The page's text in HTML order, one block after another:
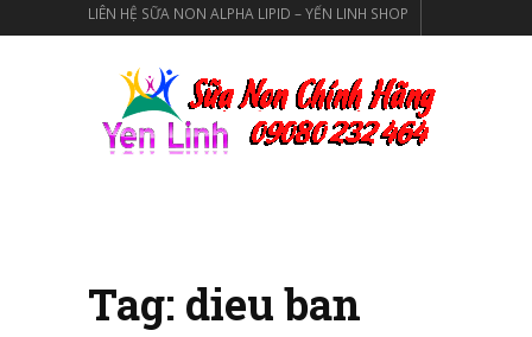
LIÊN HỆ SỮA NON ALPHA LIPID – YẾN LINH SHOP
NEW IMAGE NEW ZEALAND
SỮA NON ALPHA LIPID CHÍNH HÃNG
Tag: dieu ban